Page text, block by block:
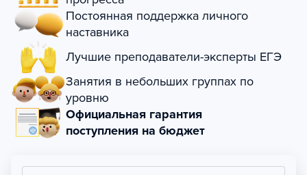
Постоянная поддержка личного
наставника
Лучшие преподаватели-эксперты ЕГЭ
Занятия в небольших группах по
уровню
Официальная гарантия
поступления на бюджет